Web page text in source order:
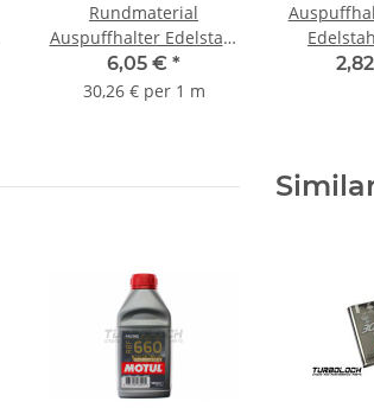
Rundmaterial
Auspuffhalter Edelstahl
1.4301 - 12mm Länge:
200mm
6,05 € *
30,26 € per 1 m